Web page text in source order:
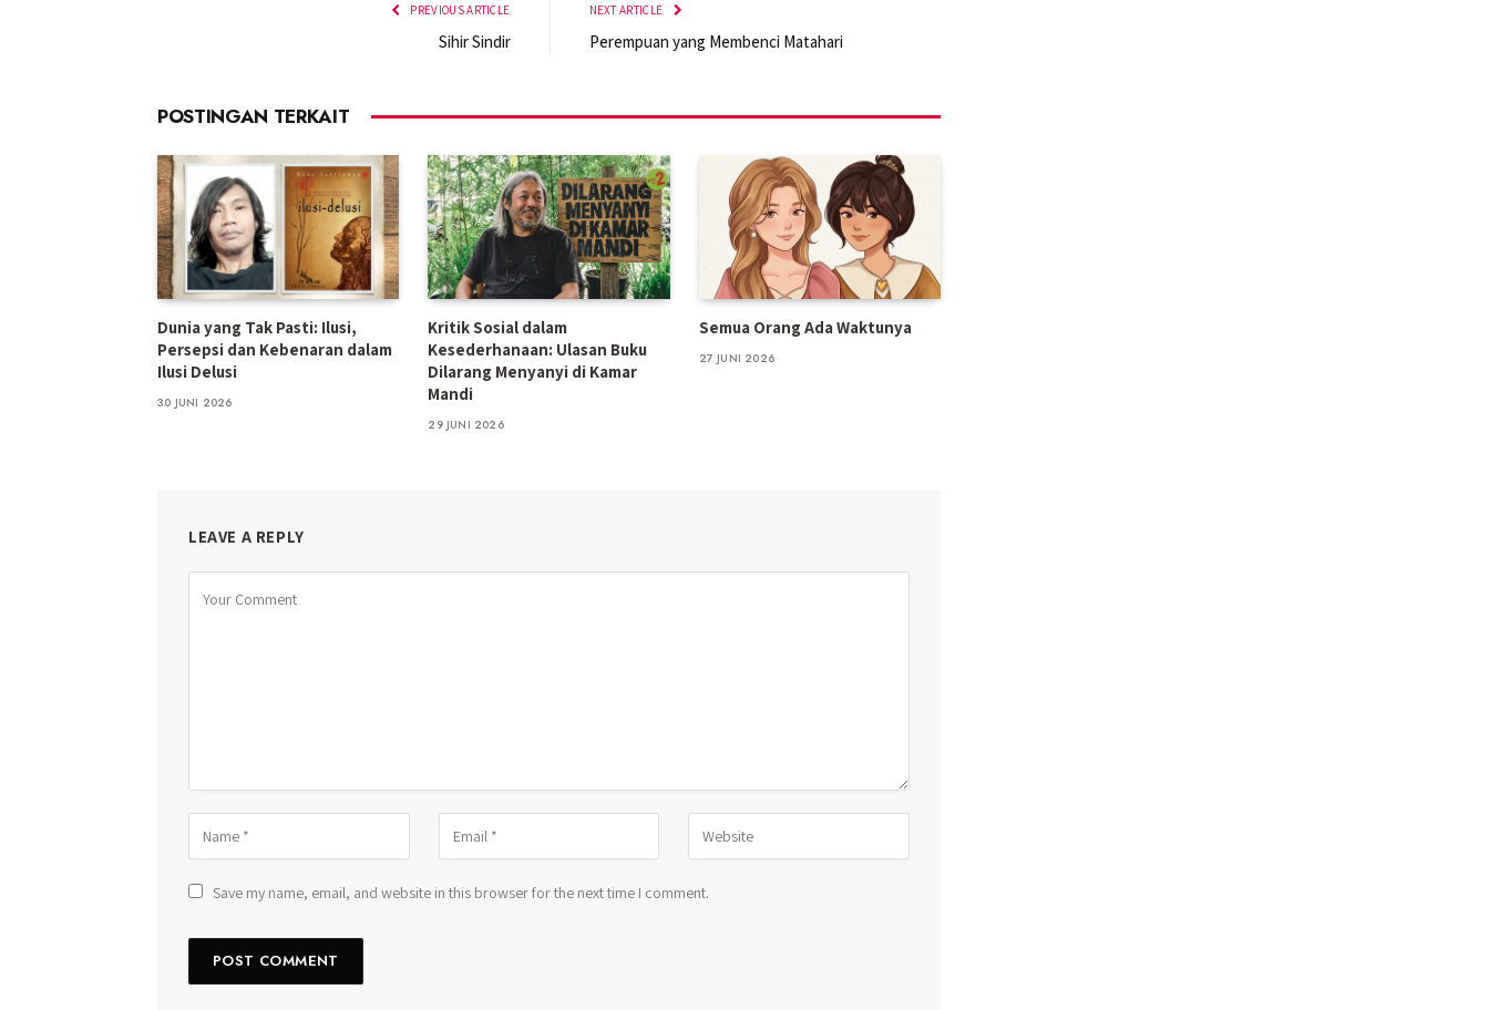
PREVIOUS ARTICLE
Sihir Sindir
NEXT ARTICLE
Perempuan yang Membenci Matahari
POSTINGAN TERKAIT
Dunia yang Tak Pasti: Ilusi,
Persepsi dan Kebenaran dalam
Ilusi Delusi
30 JUNI 2026
Kritik Sosial dalam
Kesederhanaan: Ulasan Buku
Dilarang Menyanyi di Kamar
Mandi
29 JUNI 2026
Semua Orang Ada Waktunya
27 JUNI 2026
LEAVE A REPLY
Save my name, email, and website in this browser for the next time I comment.